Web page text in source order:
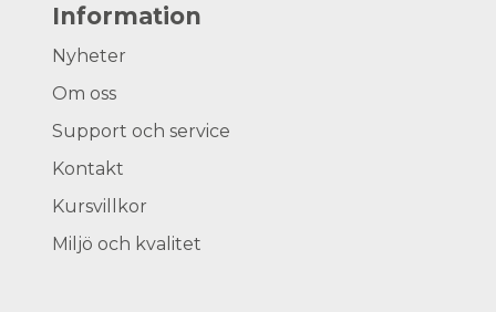
Information
Nyheter
Om oss
Support och service
Kontakt
Kursvillkor
Miljö och kvalitet